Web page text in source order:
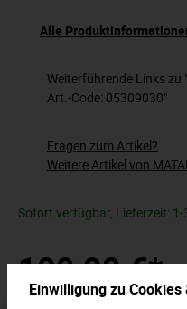
Alle
Weiterführende Links zu
Art.-Code: 05309030"
Fragen zum Artikel?
Weitere Artikel von
Sofort verfügbar, Lieferzeit: 1-
109,99 €*
Preise inkl. MwSt. zzgl.
Einwilligung zu Cookies